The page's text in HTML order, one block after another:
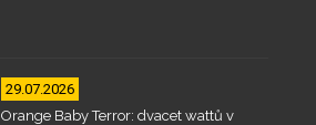
29.07.2026
Orange Baby Terror: dvacet wattů v